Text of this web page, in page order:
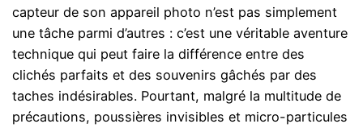
capteur de son appareil photo n’est pas simplement
une tâche parmi d’autres : c’est une véritable aventure
technique qui peut faire la différence entre des
clichés parfaits et des souvenirs gâchés par des
taches indésirables. Pourtant, malgré la multitude de
précautions, poussières invisibles et micro-particules